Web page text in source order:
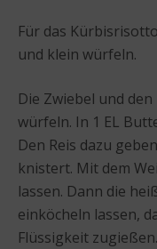
Für das
und klein würfeln.
Die Zwiebel und
würfeln. In 1 EL
Den Reis dazu
knistert. Mit dem
lassen. Dann die
einköcheln lassen,
Flüssigkeit